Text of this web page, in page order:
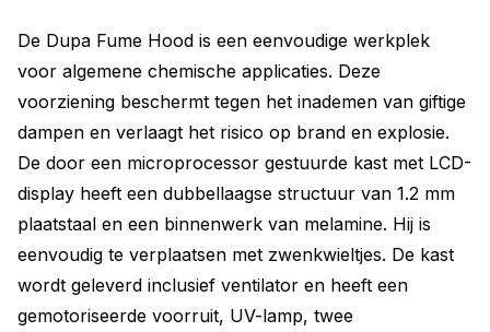
De Dupa Fume Hood is een eenvoudige werkplek
voor algemene chemische applicaties. Deze
voorziening beschermt tegen het inademen van giftige
dampen en verlaagt het risico op brand en explosie.
De door een microprocessor gestuurde kast met LCD-
display heeft een dubbellaagse structuur van 1.2 mm
plaatstaal en een binnenwerk van melamine. Hij is
eenvoudig te verplaatsen met zwenkwieltjes. De kast
wordt geleverd inclusief ventilator en heeft een
gemotoriseerde voorruit, UV-lamp, twee